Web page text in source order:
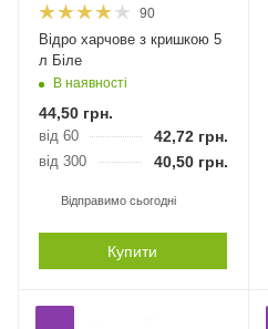
90
Відро харчове з кришкою 5
л Біле
В наявності
44,50 грн.
від 60 42,72 грн.
від 300 40,50 грн.
Відправимо сьогодні
Купити